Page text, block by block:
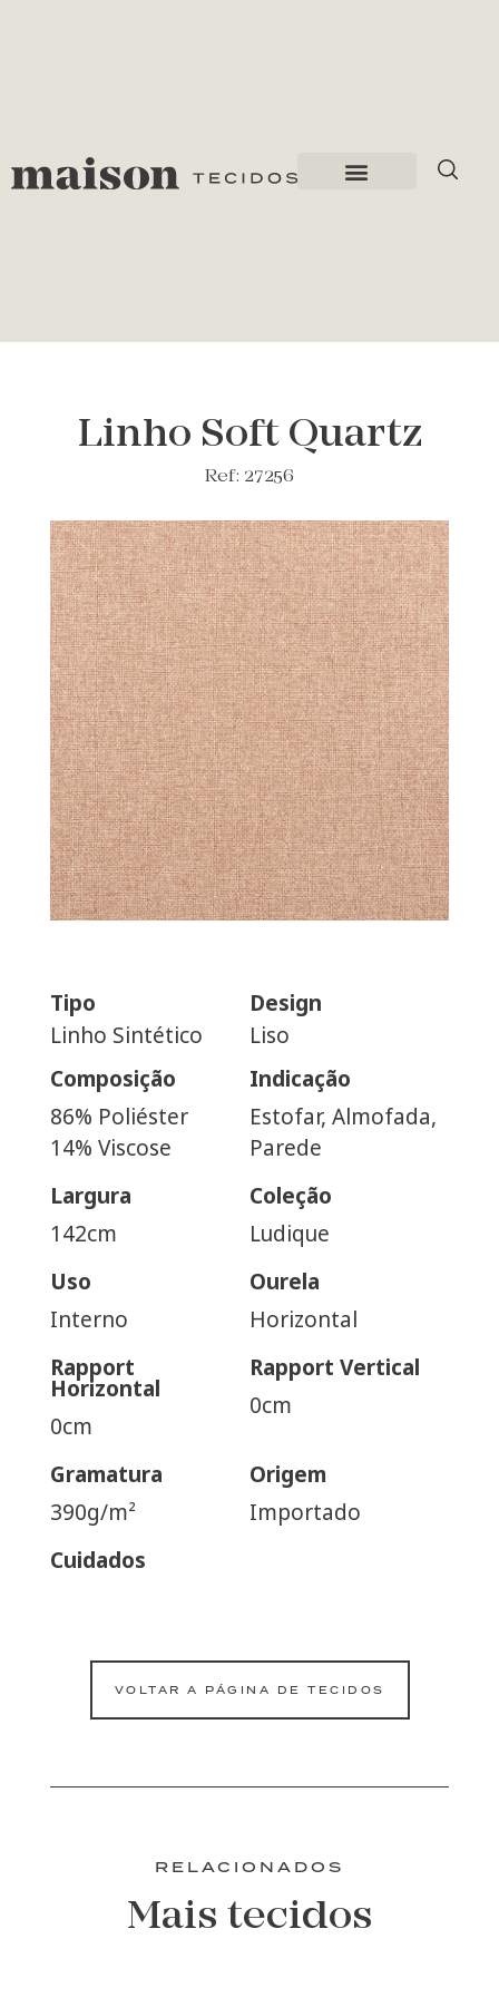
Linho Soft Quartz
Ref: 27256
Tipo
Linho Sintético
Design
Liso
Composição
86% Poliéster
14% Viscose
Indicação
Estofar, Almofada,
Parede
Largura
142cm
Coleção
Ludique
Uso
Interno
Ourela
Horizontal
Rapport
Horizontal
0cm
Rapport Vertical
0cm
Gramatura
390g/m²
Origem
Importado
Cuidados
VOLTAR A PÁGINA DE TECIDOS
RELACIONADOS
Mais tecidos